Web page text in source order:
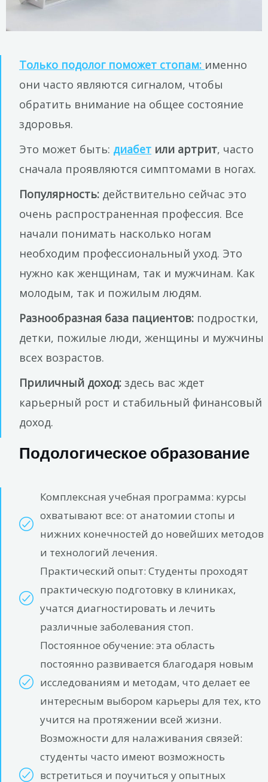
Только подолог поможет стопам: именно
они часто являются сигналом, чтобы
обратить внимание на общее состояние
здоровья.
Это может быть: диабет или артрит, часто
сначала проявляются симптомами в ногах.
Популярность: действительно сейчас это
очень распространенная профессия. Все
начали понимать насколько ногам
необходим профессиональный уход. Это
нужно как женщинам, так и мужчинам. Как
молодым, так и пожилым людям.
Разнообразная база пациентов: подростки,
детки, пожилые люди, женщины и мужчины
всех возрастов.
Приличный доход: здесь вас ждет
карьерный рост и стабильный финансовый
доход.
Подологическое образование
Комплексная учебная программа: курсы
охватывают все: от анатомии стопы и
нижних конечностей до новейших методов
и технологий лечения.
Практический опыт: Студенты проходят
практическую подготовку в клиниках,
учатся диагностировать и лечить
различные заболевания стоп.
Постоянное обучение: эта область
постоянно развивается благодаря новым
исследованиям и методам, что делает ее
интересным выбором карьеры для тех, кто
учится на протяжении всей жизни.
Возможности для налаживания связей:
студенты часто имеют возможность
встретиться и поучиться у опытных